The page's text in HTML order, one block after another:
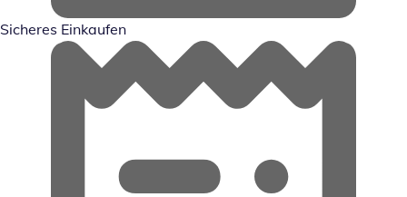
Sicheres Einkaufen